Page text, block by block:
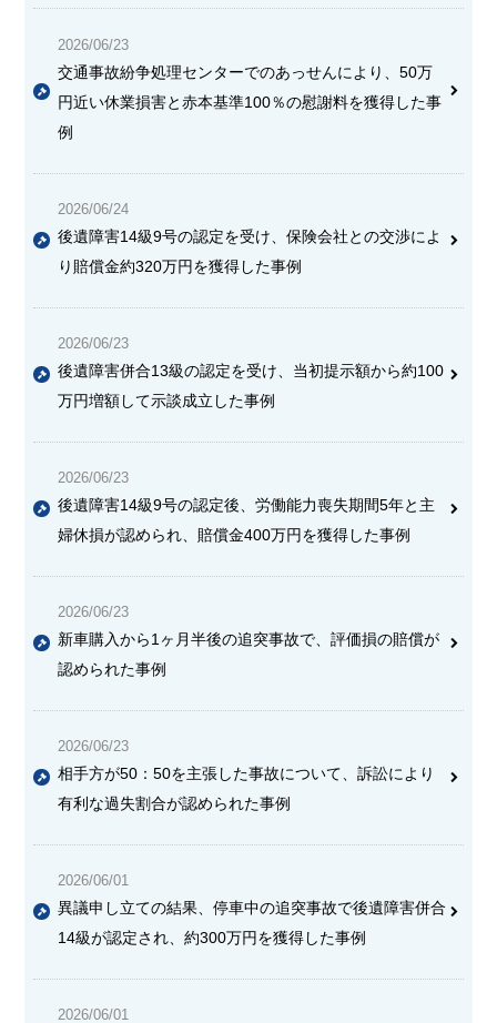
2026/06/23
交通事故紛争処理センターでのあっせんにより、50万
円近い休業損害と赤本基準100％の慰謝料を獲得した事
例
2026/06/24
後遺障害14級9号の認定を受け、保険会社との交渉によ
り賠償金約320万円を獲得した事例
2026/06/23
後遺障害併合13級の認定を受け、当初提示額から約100
万円増額して示談成立した事例
2026/06/23
後遺障害14級9号の認定後、労働能力喪失期間5年と主
婦休損が認められ、賠償金400万円を獲得した事例
2026/06/23
新車購入から1ヶ月半後の追突事故で、評価損の賠償が
認められた事例
2026/06/23
相手方が50：50を主張した事故について、訴訟により
有利な過失割合が認められた事例
2026/06/01
異議申し立ての結果、停車中の追突事故で後遺障害併合
14級が認定され、約300万円を獲得した事例
2026/06/01